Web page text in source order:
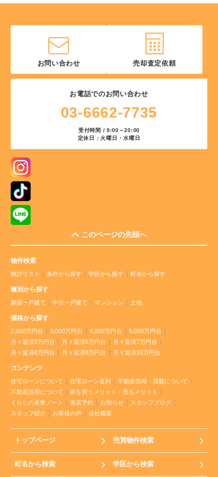
お電話でのお問い合わせ
03-6662-7735
受付時間 / 9:00～20:00
定休日：火曜日・水曜日
お問い合わせ 売却査定依頼
このページの先頭へ
物件検索
検討リスト 条件から探す 学区から探す 町名から探す
種別から探す
新築一戸建て 中古一戸建て マンション 土地
価格から探す
2,000万円台 3,000万円台 4,000万円台
5,000万円台
月々返済5万円台
月々返済6万円台
月々返済7万円台
月々返済8万円台
月々返済9万円台 月々返済10万円台
コンテンツ
住宅ローンについて 住宅ローン金利
不動産売却・買取について
不動産活用について
家を買うメリット・売るメリット
くらしの未来ノート
来店予約 お知らせ
スタッフブログ
スタッフ紹介
お客様の声 会社概要
トップページ 売買物件検索
町名から検索 学区から検索